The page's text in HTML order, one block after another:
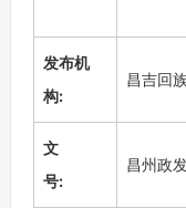
发布机
构:
昌吉回
文
号:
昌州政